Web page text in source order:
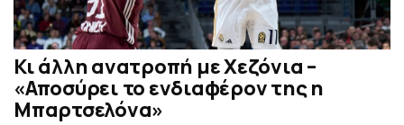
Κι άλλη ανατροπή με Χεζόνια –
«Αποσύρει το ενδιαφέρον της η
Μπαρτσελόνα»